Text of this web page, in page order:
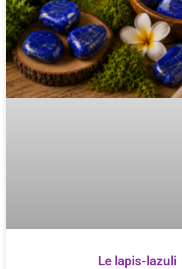
Le lapis-lazuli